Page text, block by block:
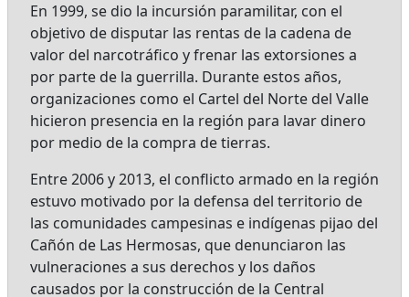
En 1999, se dio la incursión paramilitar, con el
objetivo de disputar las rentas de la cadena de
valor del narcotráfico y frenar las extorsiones a
por parte de la guerrilla. Durante estos años,
organizaciones como el Cartel del Norte del Valle
hicieron presencia en la región para lavar dinero
por medio de la compra de tierras.
Entre 2006 y 2013, el conflicto armado en la región
estuvo motivado por la defensa del territorio de
las comunidades campesinas e indígenas pijao del
Cañón de Las Hermosas, que denunciaron las
vulneraciones a sus derechos y los daños
causados por la construcción de la Central